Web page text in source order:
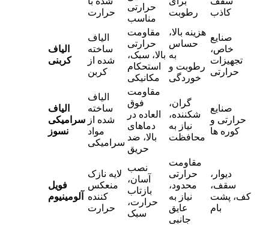
حرارت
حرارتی
مناسب
رطوبت
کاذب
الیاف
کربنی
الیاف
ساخته
شده از
کربن
مقاومت
حرارتی
بالا، سبک،
استحکام
مکانیکی
هزینه بالا،
حساس
به
رطوبت و
خوردگی
صنایع
خاص،
تجهیزات
حرارتی
الیاف
سرامیکی
نسوز
الیاف
ساخته
شده از
مواد
سرامیکی
مقاومت
فوق‌
العاده در
دماهای
بالا، ضد
حریق
گران،
شکننده،
نیاز به
محافظت
صنایع
حرارتی و
کوره‌ ها
فویل
آلومینیوم
لایه نازک
منعکس‌
کننده
حرارت
نصب
آسان،
بازتاب
حرارت،
سبک
مقاومت
حرارتی
محدود،
نیاز به
عایق
جانبی
دیوار،
سقف،
کف، پشت
بام